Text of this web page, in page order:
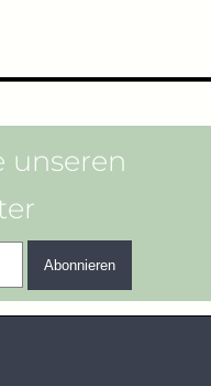
unseren
Abonnieren